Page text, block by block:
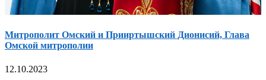
Митрополит Омский и Прииртышский Дионисий, Глава
Омской митрополии
12.10.2023